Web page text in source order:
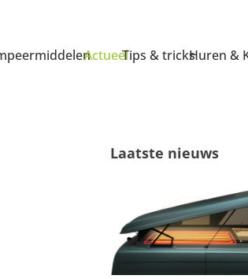
ActueelTips & tricksHuren &
Laatste nieuws